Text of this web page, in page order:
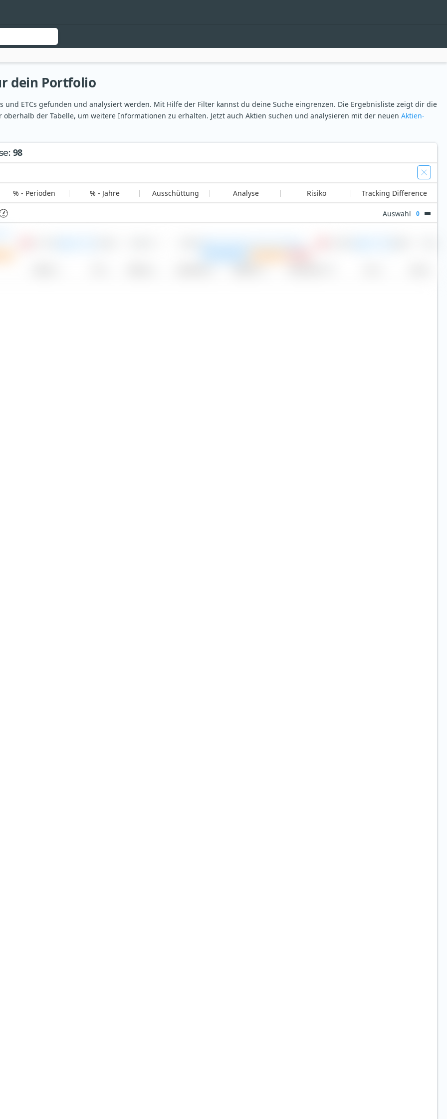
dein Portfolio
und ETCs gefunden und analysiert werden. Mit Hilfe der Filter kannst du deine Suche eingrenzen. Die Ergebnisliste zeigt dir die
oberhalb der Tabelle, um weitere Informationen zu erhalten. Jetzt auch Aktien suchen und analysieren mit der neuen Aktien-
: 98
% - Perioden % - Jahre Ausschüttung Analyse Risiko Tracking Difference
Auswahl 0